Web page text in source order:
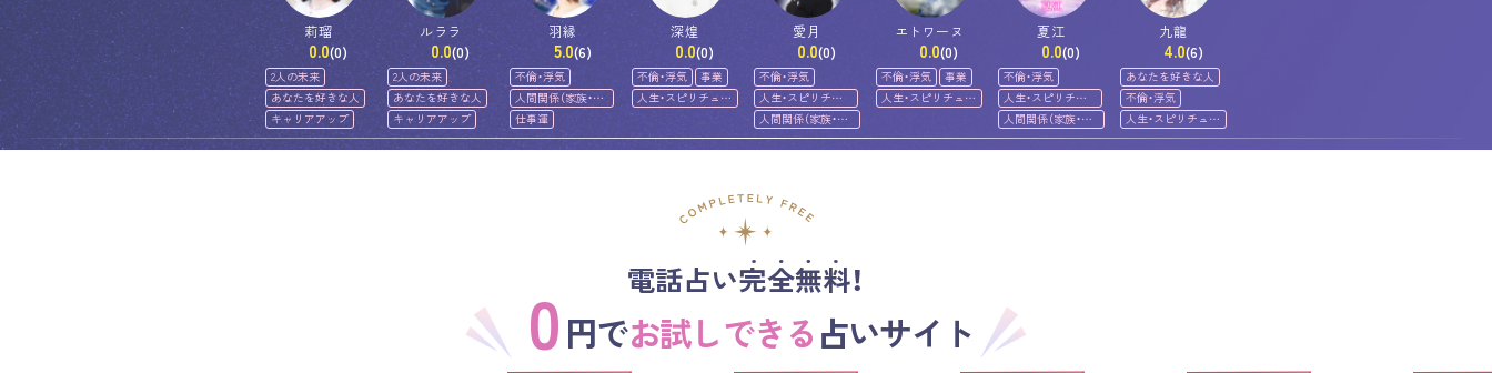
莉瑠
0.0(0)
2人の未来
あなたを好きな人
キャリアアップ
ルララ
0.0(0)
2人の未来
あなたを好きな人
キャリアアップ
羽縁
5.0(6)
不倫・浮気
人間関係（家族・友
人）
仕事運
深煌
0.0(0)
不倫・浮気
事業
人生・スピリチュア
ル
愛月
0.0(0)
不倫・浮気
人生・スピリチュ
アル
人間関係（家族・友
人）
エトワーヌ
0.0(0)
不倫・浮気
事業
人生・スピリチュア
ル
夏江
0.0(0)
不倫・浮気
人生・スピリチュ
アル
人間関係（家族・友
人）
九龍
4.0(6)
あなたを好きな人
不倫・浮気
人生・スピリチュア
ル
電話占い完全無料！
0 円でお試しできる占いサイト